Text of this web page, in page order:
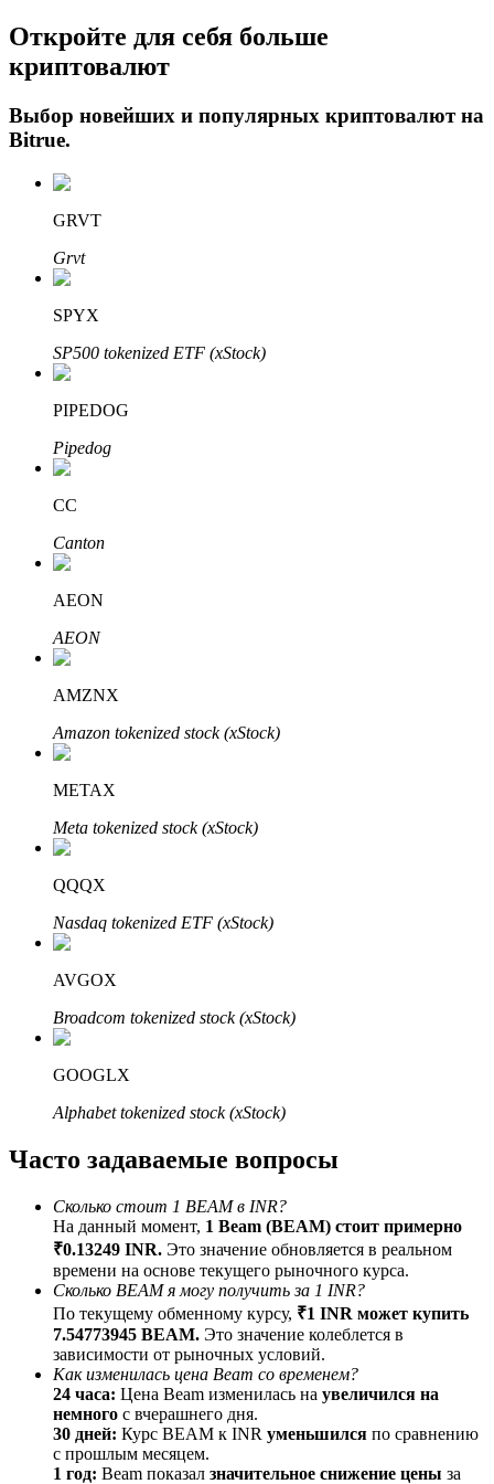
Авто Инвест
Получите долгосрочную прибыль и гибкие проценты
Bitrue
Bitrue Партнеры
Партнеры Bitrue
До 65% комиссии!
Реферал
Пригласите друга, чтобы получить денежные
вознаграждения
BTC Welcome Rewards
Откройте для себя больше
криптовалют
Выбор новейших и популярных криптовалют на
Bitrue.
GRVT
Grvt
SPYX
SP500 tokenized ETF (xStock)
PIPEDOG
Pipedog
CC
Canton
AEON
AEON
AMZNX
Amazon tokenized stock (xStock)
METAX
Meta tokenized stock (xStock)
QQQX
Nasdaq tokenized ETF (xStock)
AVGOX
Broadcom tokenized stock (xStock)
GOOGLX
Alphabet tokenized stock (xStock)
Часто задаваемые вопросы
Сколько стоит 1 BEAM в INR?
На данный момент, 1 Beam (BEAM) стоит примерно
₹0.13249 INR. Это значение обновляется в реальном
времени на основе текущего рыночного курса.
Сколько BEAM я могу получить за 1 INR?
По текущему обменному курсу, ₹1 INR может купить
7.54773945 BEAM. Это значение колеблется в
зависимости от рыночных условий.
Как изменилась цена Beam со временем?
24 часа: Цена Beam изменилась на увеличился на
немного с вчерашнего дня.
30 дней: Курс BEAM к INR уменьшился по сравнению
с прошлым месяцем.
1 год: Beam показал значительное снижение цены за